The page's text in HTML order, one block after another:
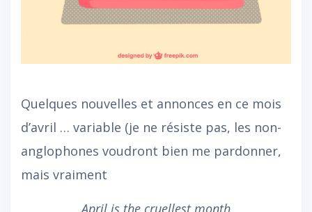
Quelques nouvelles et annonces en ce mois
d’avril … variable (je ne résiste pas, les non-
anglophones voudront bien me pardonner,
mais vraiment
April is the cruellest month